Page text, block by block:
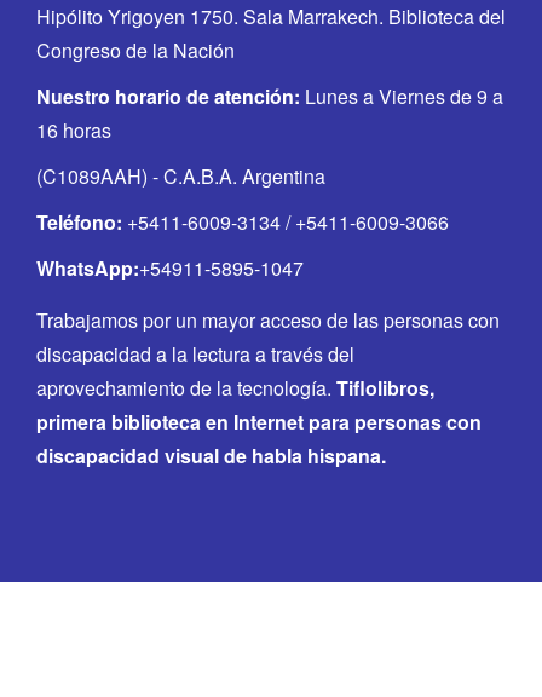
Hipólito Yrigoyen 1750. Sala Marrakech. Biblioteca del
Congreso de la Nación
Nuestro horario de atención: Lunes a Viernes de 9 a
16 horas
(C1089AAH) - C.A.B.A. Argentina
Teléfono: +5411-6009-3134 / +5411-6009-3066
WhatsApp:+54911-5895-1047
Trabajamos por un mayor acceso de las personas con
discapacidad a la lectura a través del
aprovechamiento de la tecnología. Tiflolibros,
primera biblioteca en Internet para personas con
discapacidad visual de habla hispana.